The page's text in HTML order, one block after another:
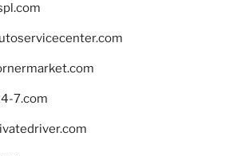
7.com